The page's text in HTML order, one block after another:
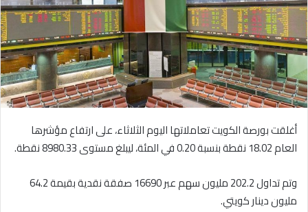
أغلقت بورصة الكويت تعاملاتها اليوم الثلاثاء، على ارتفاع مؤشرها
العام 18.02 نقطة بنسبة 0.20 في المئة، ليبلغ مستوى 8980.33 نقطة.
وتم تداول 202.2 مليون سهم عبر 16690 صفقة نقدية بقيمة 64.2
مليون دينار كويتي.